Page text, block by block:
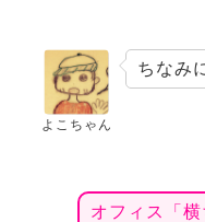
よこちゃん
ちなみ
オフィス「横